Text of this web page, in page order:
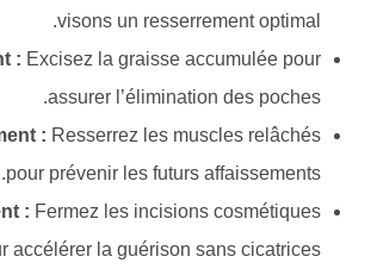
visons un resserrement optimal.
: Excisez la graisse accumulée pour
assurer l’élimination des poches.
: Resserrez les muscles relâchés
pour prévenir les futurs affaissements.
: Fermez les incisions cosmétiques
accélérer la guérison sans cicatrices.